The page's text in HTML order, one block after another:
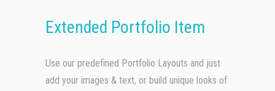
Extended Portfolio Item
Use our predefined Portfolio Layouts and just
add your images & text, or build unique looks of